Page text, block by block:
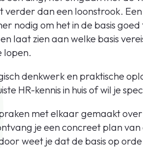
dan een loonstrook.
nodig om het in de basis
laat zien aan welke basis
lopen.
denkwerk en praktische
HR-kennis in huis of wil je
met elkaar gemaakt over
je een concreet plan
weet je dat de basis op